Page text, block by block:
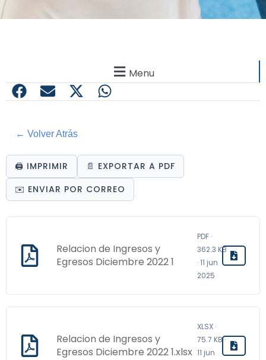
Menu
← Volver Atrás
🖨️ IMPRIMIR
📄 EXPORTAR A PDF
✉️ ENVIAR POR CORREO
Relacion de Ingresos y
Egresos Diciembre 2022 1
PDF ·
362.3 KB
· 11 jun
2025
Relacion de Ingresos y
Egresos Diciembre 2022 1.xlsx
XLSX ·
75.7 KB ·
11 jun